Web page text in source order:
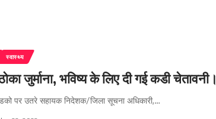
स्वास्थ्य
जुर्माना, भविष्य के लिए दी गई कडी चेतावनी।
पर उतरे सहायक निदेशक/जिला सूचना अधिकारी,…